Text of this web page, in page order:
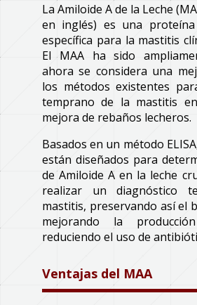
La Amiloide A de la Leche
en inglés) es una
específica para la mastitis
El MAA ha sido
ahora se considera una
los métodos existentes
temprano de la mastitis
mejora de rebaños lecheros.
Basados en un método
están diseñados para
de Amiloide A en la leche
realizar un diagnóstico
mastitis, preservando así el
mejorando la
reduciendo el uso de
Ventajas del MAA